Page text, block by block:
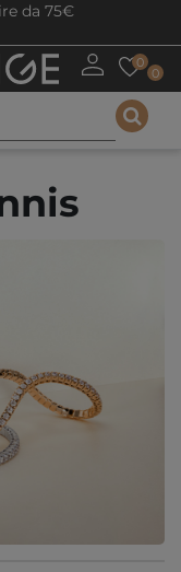
da 75€
0
0